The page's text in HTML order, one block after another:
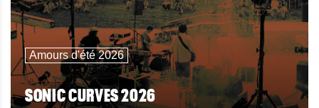
Amours d'été 2026
SONIC CURVES 2026